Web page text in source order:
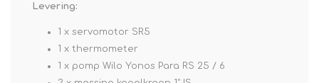
Levering:
1 x servomotor SR5
1 x thermometer
1 x pomp Wilo Yonos Para RS 25 / 6